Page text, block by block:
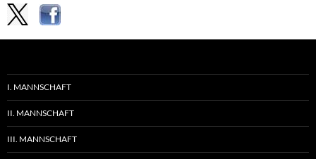
I. MANNSCHAFT
II. MANNSCHAFT
III. MANNSCHAFT